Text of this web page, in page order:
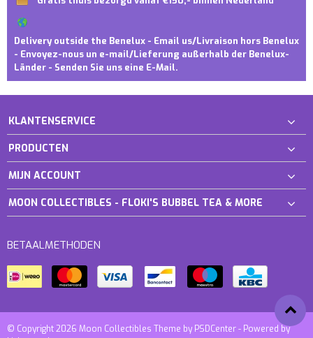
Delivery outside the Benelux - Email us/Livraison hors Benelux
- Envoyez-nous un e-mail/Lieferung außerhalb der Benelux-
Länder - Senden Sie uns eine E-Mail.
KLANTENSERVICE
PRODUCTEN
MIJN ACCOUNT
MOON COLLECTIBLES - FLOKI'S BUBBEL TEA & MORE
BETAALMETHODEN
© Copyright 2026 Moon Collectibles Theme by PSDCenter- Powered by